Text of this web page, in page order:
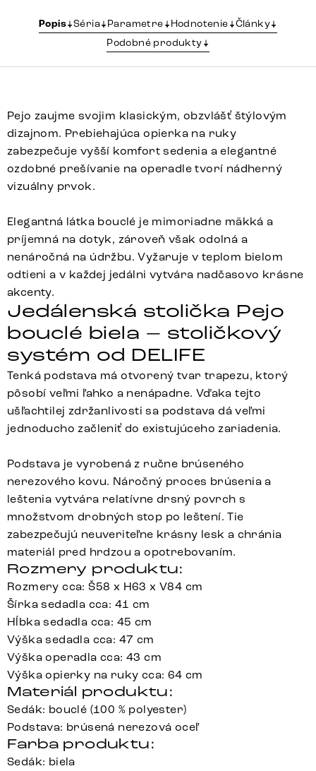
Popis Séria Parametre Hodnotenie
Články
Podobné produkty
Pejo zaujme svojim klasickým, obzvlášť štýlovým
dizajnom. Prebiehajúca opierka na ruky
zabezpečuje vyšší komfort sedenia a elegantné
ozdobné prešívanie na operadle tvorí nádherný
vizuálny prvok.
Elegantná látka bouclé je mimoriadne mäkká a
príjemná na dotyk, zároveň však odolná a
nenáročná na údržbu. Vyžaruje v teplom bielom
odtieni a v každej jedálni vytvára nadčasovo krásne
akcenty.
Jedálenská stolička Pejo
bouclé biela – stoličkový
systém od DELIFE
Tenká podstava má otvorený tvar trapezu, ktorý
pôsobí veľmi ľahko a nenápadne. Vďaka tejto
ušľachtilej zdržanlivosti sa podstava dá veľmi
jednoducho začleniť do existujúceho zariadenia.
Podstava je vyrobená z ručne brúseného
nerezového kovu. Náročný proces brúsenia a
leštenia vytvára relatívne drsný povrch s
množstvom drobných stop po leštení. Tie
zabezpečujú neuveriteľne krásny lesk a chránia
materiál pred hrdzou a opotrebovaním.
Rozmery produktu:
Rozmery cca: Š58 x H63 x V84 cm
Šírka sedadla cca: 41 cm
Hĺbka sedadla cca: 45 cm
Výška sedadla cca: 47 cm
Výška operadla cca: 43 cm
Výška opierky na ruky cca: 64 cm
Materiál produktu:
Sedák: bouclé (100 % polyester)
Podstava: brúsená nerezová oceľ
Farba produktu:
Sedák: biela